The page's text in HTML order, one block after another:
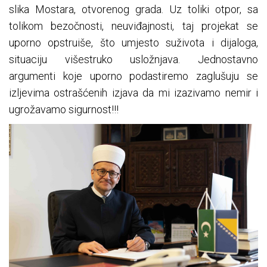
slika Mostara, otvorenog grada. Uz toliki otpor, sa
tolikom bezočnosti, neuviđajnosti, taj projekat se
uporno opstruiše, što umjesto suživota i dijaloga,
situaciju višestruko usložnjava. Jednostavno
argumenti koje uporno podastiremo zaglušuju se
izljevima ostrašćenih izjava da mi izazivamo nemir i
ugrožavamo sigurnost!!!